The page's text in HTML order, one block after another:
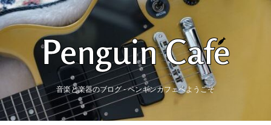
音楽と楽器のブログ - ペンギンカフェへようこそ